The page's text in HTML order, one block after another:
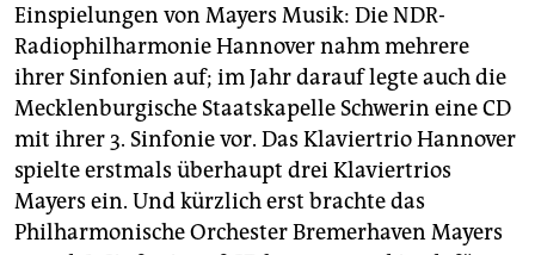
Einspielungen von Mayers Musik: Die NDR-
Radiophilharmonie Hannover nahm mehrere
ihrer Sinfonien auf; im Jahr darauf legte auch die
Mecklenburgische Staatskapelle Schwerin eine CD
mit ihrer 3. Sinfonie vor. Das Klaviertrio Hannover
spielte erstmals überhaupt drei Klaviertrios
Mayers ein. Und kürzlich erst brachte das
Philharmonische Orchester Bremerhaven Mayers